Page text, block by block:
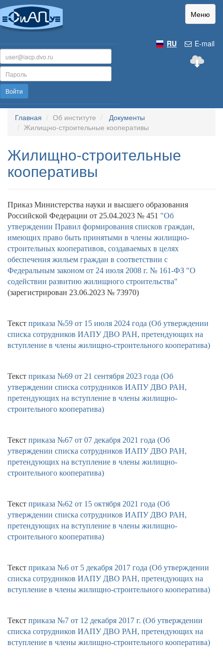
Меню
E-mail
RU
Войти
Главная Об институте
Документы
Жилищно-строительные кооперативы
Жилищно-строительные
кооперативы
Приказ Министерства науки и высшего образования
Российской Федерации от 25.04.2023 № 451 "Об
утверждении Правил формирования списков граждан,
имеющих право быть принятыми в члены жилищно-
строительных кооперативов, создаваемых в целях
обеспечения жильем граждан в соответствии с
Федеральным законом от 24 июля 2008 г. № 161-ФЗ "О
содействии развитию жилищного строительства"
(зарегистрирован 23.06.2023 № 73970)
Текст приказа №59 от 15 июля 2024 года (Об утверждении
списка сотрудников ИАПУ ДВО РАН, претендующих на
вступление в члены жилищно-строительного кооператива)
Текст приказа №69 от 21 сентября 2023 года (Об
утверждении списка сотрудников ИАПУ ДВО РАН,
претендующих на вступление в члены жилищно-
строительного кооператива)
Текст приказа №67 от 07 декабря 2021 года (Об
утверждении списка сотрудников ИАПУ ДВО РАН,
претендующих на вступление в члены жилищно-
строительного кооператива)
Текст приказа №62 от 15 октября 2021 года (Об
утверждении списка сотрудников ИАПУ ДВО РАН,
претендующих на вступление в члены жилищно-
строительного кооператива)
Текст приказа №6 от 5 декабря 2017 года (Об утверждении
списка сотрудников ИАПУ ДВО РАН, претендующих на
вступление в члены жилищно-строительного кооператива)
Текст приказа №7 от 12 декабря 2017 г. (Об утверждении
списка сотрудников ИАПУ ДВО РАН, претендующих на
вступление в члены жилищно-строительного кооператива)